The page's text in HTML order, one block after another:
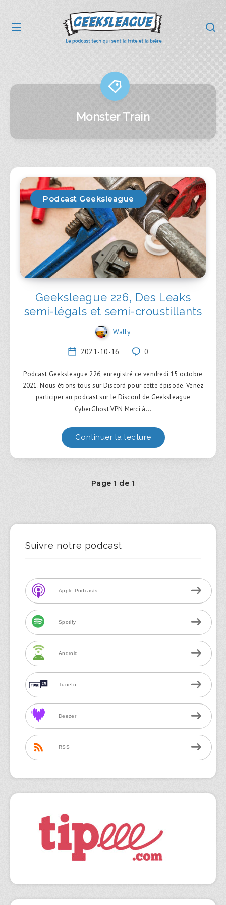
Monster Train
Podcast Geeksleague
Geeksleague 226, Des Leaks
semi-légals et semi-croustillants
Wally
2021-10-16 0
Podcast Geeksleague 226, enregistré ce vendredi 15 octobre
2021. Nous étions tous sur Discord pour cette épisode. Venez
participer au podcast sur le Discord de Geeksleague
CyberGhost VPN Merci à…
Continuer la lecture
Page 1 de 1
Suivre notre podcast
Apple Podcasts
Spotify
Android
TuneIn
Deezer
RSS